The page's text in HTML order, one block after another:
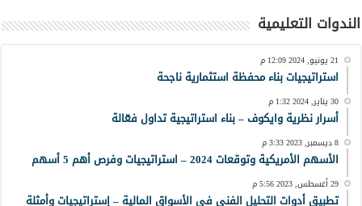
الندوات التعليمية
21 يونيو, 2024 12:09 م
استراتيجيات بناء محفظة استثمارية ناجحة
30 يناير, 2024 1:32 م
أسرار نظرية وايكوف – بناء استراتيجية تداول فعّالة
8 ديسمبر, 2023 3:33 م
الأسهم الأمريكية وتوقعات 2024 – استراتيجيات وفرص أهم 5 أسهم
29 أغسطس, 2023 5:56 م
تطبيق أدوات التحليل الفني في الأسواق المالية – إستراتيجيات وأمثلة